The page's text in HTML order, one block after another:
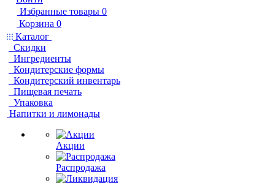
Избранные товары 0
Корзина 0
Каталог
Скидки
Ингредиенты
Кондитерские формы
Кондитерский инвентарь
Пищевая печать
Упаковка
Напитки и лимонады
Акции
Распродажа